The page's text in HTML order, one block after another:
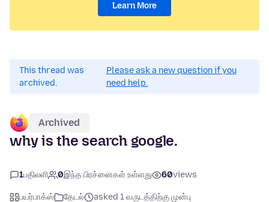
Learn More
This thread was
archived.
Please ask a new question if you
need help.
Archived
why is the search google.
1பதிலளி 0இந்த பிரச்னைகள் உள்ளது 60views
பயர்பாக்ஸ் தேடல்
asked 1 வருடத்திற்கு முன்பு